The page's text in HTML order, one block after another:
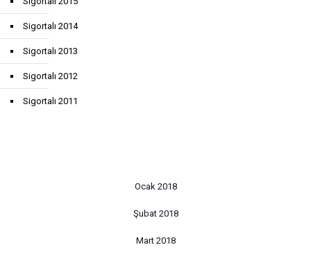
Sigortalı 2014
Sigortalı 2013
Sigortalı 2012
Sigortalı 2011
Ocak 2018
Şubat 2018
Mart 2018